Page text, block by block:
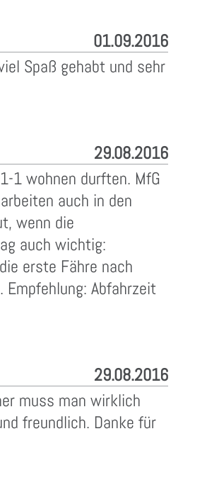
01.09.2016
Spaß gehabt und sehr
29.08.2016
1 wohnen durften. MfG
auch in den
wenn die
auch wichtig:
erste Fähre nach
Abfahrzeit
29.08.2016
muss man wirklich
freundlich. Danke für